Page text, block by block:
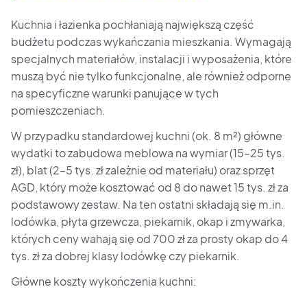
Kuchnia i łazienka pochłaniają największą część
budżetu podczas wykańczania mieszkania. Wymagają
specjalnych materiałów, instalacji i wyposażenia, które
muszą być nie tylko funkcjonalne, ale również odporne
na specyficzne warunki panujące w tych
pomieszczeniach.
W przypadku standardowej kuchni (ok. 8 m²) główne
wydatki to zabudowa meblowa na wymiar (15–25 tys.
zł), blat (2–5 tys. zł zależnie od materiału) oraz sprzęt
AGD, który może kosztować od 8 do nawet 15 tys. zł za
podstawowy zestaw. Na ten ostatni składają się m.in.
lodówka, płyta grzewcza, piekarnik, okap i zmywarka,
których ceny wahają się od 700 zł za prosty okap do 4
tys. zł za dobrej klasy lodówkę czy piekarnik.
Główne koszty wykończenia kuchni: